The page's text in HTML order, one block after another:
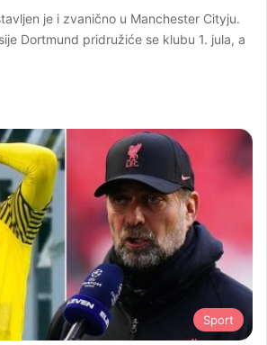
je i zvanično u Manchester Cityju.
Dortmund pridružiće se klubu 1. jula, a
Sport